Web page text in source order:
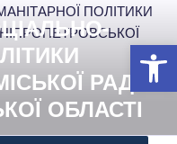
РАДИ
ОБЛАСТІ